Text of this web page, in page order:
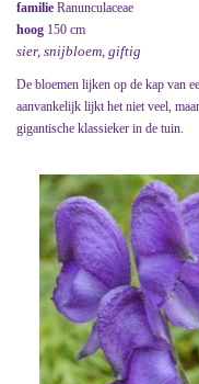
familie Ranunculaceae
hoog 150 cm
sier, snijbloem, giftig
De bloemen lijken op de kap van
aanvankelijk lijkt het niet veel,
gigantische klassieker in de tuin.